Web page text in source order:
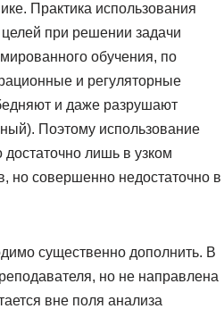
Практика использования
при решении задачи
обучения, по
и регуляторные
и даже разрушают
Поэтому использование
лишь в узком
но совершенно недостаточно в
существенно дополнить. В
но не направлена
вне поля анализа